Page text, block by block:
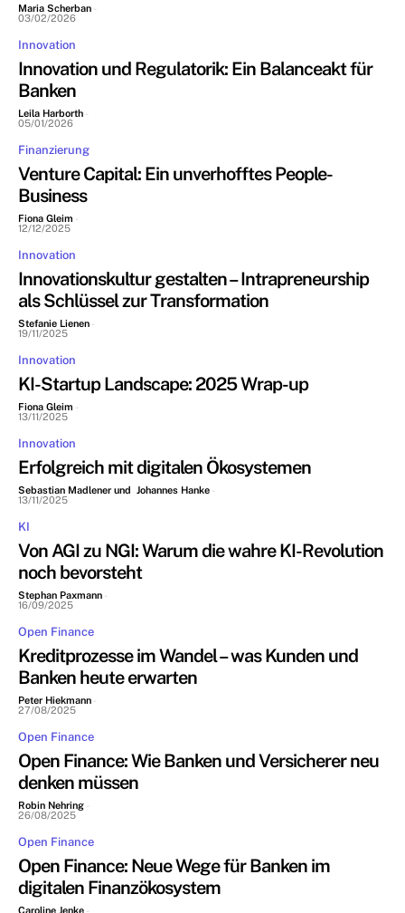
Maria Scherban -
03/02/2026
Innovation
Innovation und Regulatorik: Ein Balanceakt für
Banken
Leila Harborth -
05/01/2026
Finanzierung
Venture Capital: Ein unverhofftes People-
Business
Fiona Gleim -
12/12/2025
Innovation
Innovationskultur gestalten – Intrapreneurship
als Schlüssel zur Transformation
Stefanie Lienen -
19/11/2025
Innovation
KI-Startup Landscape: 2025 Wrap-up
Fiona Gleim -
13/11/2025
Innovation
Erfolgreich mit digitalen Ökosystemen
Sebastian Madlener und Johannes Hanke -
13/11/2025
KI
Von AGI zu NGI: Warum die wahre KI-Revolution
noch bevorsteht
Stephan Paxmann -
16/09/2025
Open Finance
Kreditprozesse im Wandel – was Kunden und
Banken heute erwarten
Peter Hiekmann -
27/08/2025
Open Finance
Open Finance: Wie Banken und Versicherer neu
denken müssen
Robin Nehring -
26/08/2025
Open Finance
Open Finance: Neue Wege für Banken im
digitalen Finanzökosystem
Caroline Jenke -